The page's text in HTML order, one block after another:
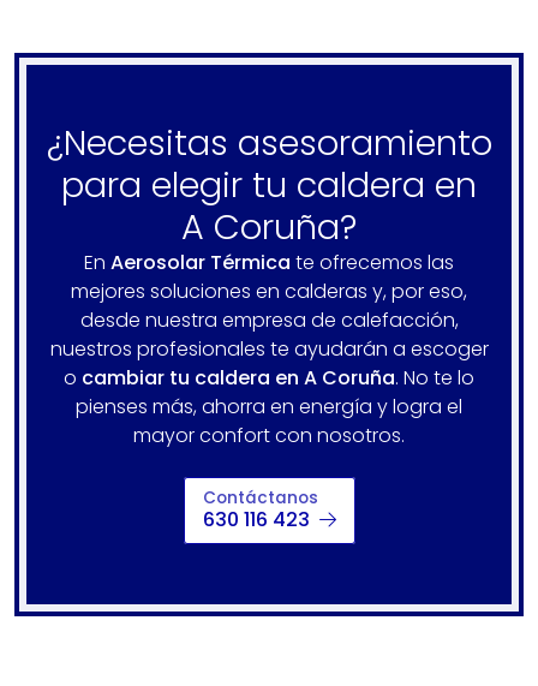
¿Necesitas asesoramiento
para elegir tu caldera en
A Coruña?
En Aerosolar Térmica te ofrecemos las
mejores soluciones en calderas y, por eso,
desde nuestra empresa de calefacción,
nuestros profesionales te ayudarán a escoger
o cambiar tu caldera en A Coruña. No te lo
pienses más, ahorra en energía y logra el
mayor confort con nosotros.
Contáctanos
630 116 423